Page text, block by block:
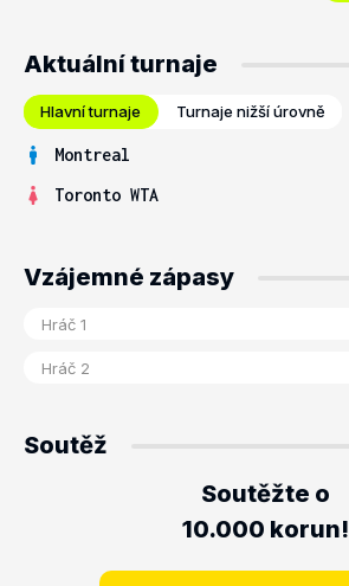
Aktuální turnaje
Hlavní turnaje Turnaje nižší úrovně
Montreal
Toronto WTA
Vzájemné zápasy
Soutěž
Soutěžte o
10.000 korun!